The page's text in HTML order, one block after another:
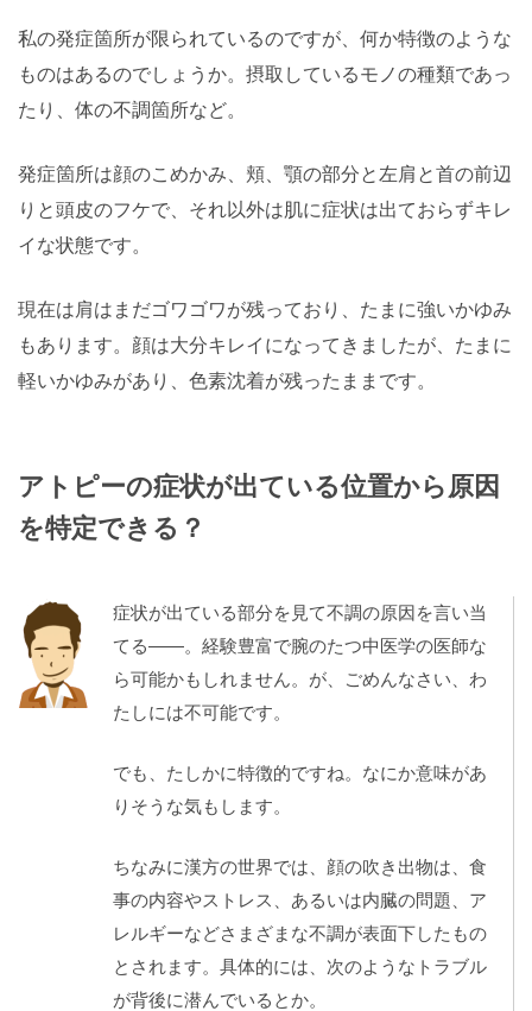
私の発症箇所が限られているのですが、何か特徴のような
ものはあるのでしょうか。摂取しているモノの種類であっ
たり、体の不調箇所など。
発症箇所は顔のこめかみ、頬、顎の部分と左肩と首の前辺
りと頭皮のフケで、それ以外は肌に症状は出ておらずキレ
イな状態です。
現在は肩はまだゴワゴワが残っており、たまに強いかゆみ
もあります。顔は大分キレイになってきましたが、たまに
軽いかゆみがあり、色素沈着が残ったままです。
アトピーの症状が出ている位置から原因
を特定できる？
症状が出ている部分を見て不調の原因を言い当
てる――。経験豊富で腕のたつ中医学の医師な
ら可能かもしれません。が、ごめんなさい、わ
たしには不可能です。
でも、たしかに特徴的ですね。なにか意味があ
りそうな気もします。
ちなみに漢方の世界では、顔の吹き出物は、食
事の内容やストレス、あるいは内臓の問題、ア
レルギーなどさまざまな不調が表面下したもの
とされます。具体的には、次のようなトラブル
が背後に潜んでいるとか。